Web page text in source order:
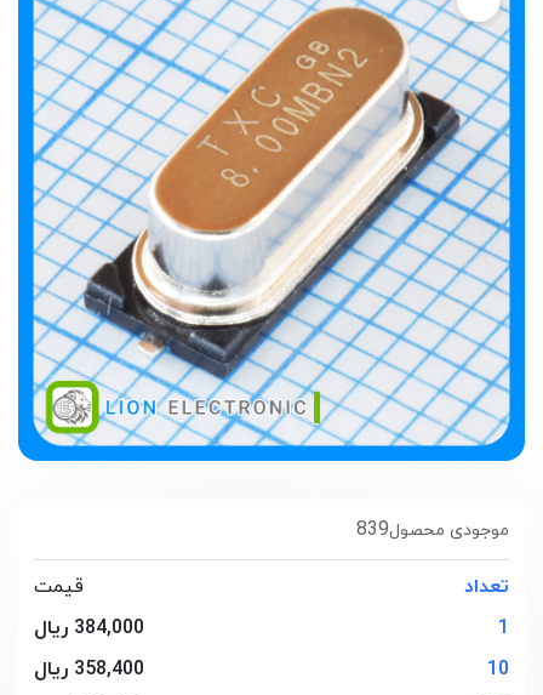
839موجودی محصول
تعداد
قیمت
1
384,000 ریال
10
358,400 ریال